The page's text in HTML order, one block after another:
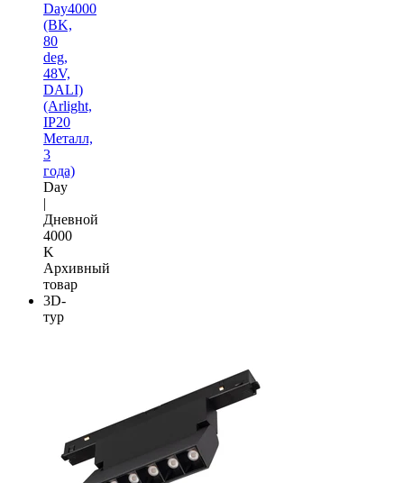
Day4000
(BK,
80
deg,
48V,
DALI)
(Arlight,
IP20
Металл,
3
года)
Day
|
Дневной
4000
K
Архивный
товар
3D-
тур